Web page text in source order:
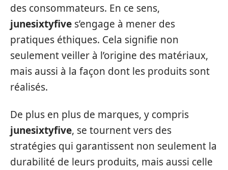
des consommateurs. En ce sens,
junesixtyfive s’engage à mener des
pratiques éthiques. Cela signifie non
seulement veiller à l’origine des matériaux,
mais aussi à la façon dont les produits sont
réalisés.
De plus en plus de marques, y compris
junesixtyfive, se tournent vers des
stratégies qui garantissent non seulement la
durabilité de leurs produits, mais aussi celle